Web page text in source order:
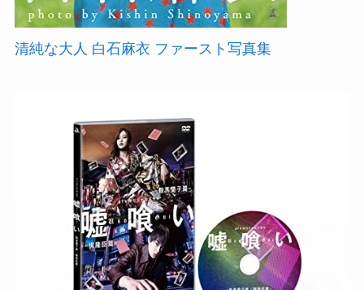
清純な大人 白石麻衣 ファースト写真集